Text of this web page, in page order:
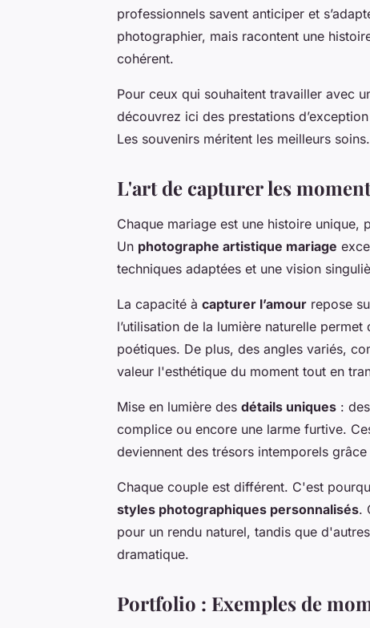
professionnels savent anticiper et
photographier, mais racontent une
cohérent.
Pour ceux qui souhaitent travailler avec
découvrez ici des prestations
Les souvenirs méritent les meilleurs soins.
L'art de capturer les
Chaque mariage est une histoire unique,
Un photographe artistique mariage
techniques adaptées et une vision
La capacité à capturer l’amour repose
l’utilisation de la lumière naturelle
poétiques. De plus, des angles variés,
valeur l'esthétique du moment tout en
Mise en lumière des détails uniques :
complice ou encore une larme furtive.
deviennent des trésors intemporels
Chaque couple est différent. C'est
styles photographiques personnalisés.
pour un rendu naturel, tandis que
dramatique.
Portfolio : Exemples de